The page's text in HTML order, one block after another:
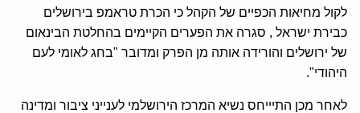
לקול מחיאות הכפיים של הקהל כי הכרת טראמפ בירושלים
כבירת ישראל , סגרה את הפערים הקיימים בהחלטת הבינאום
של ירושלים והורידה אותה מן הפרק ומדובר "בחג לאומי לעם
היהודי".
לאחר מכן התיייחס נשיא המרכז הירושלמי לענייני ציבור ומדינה